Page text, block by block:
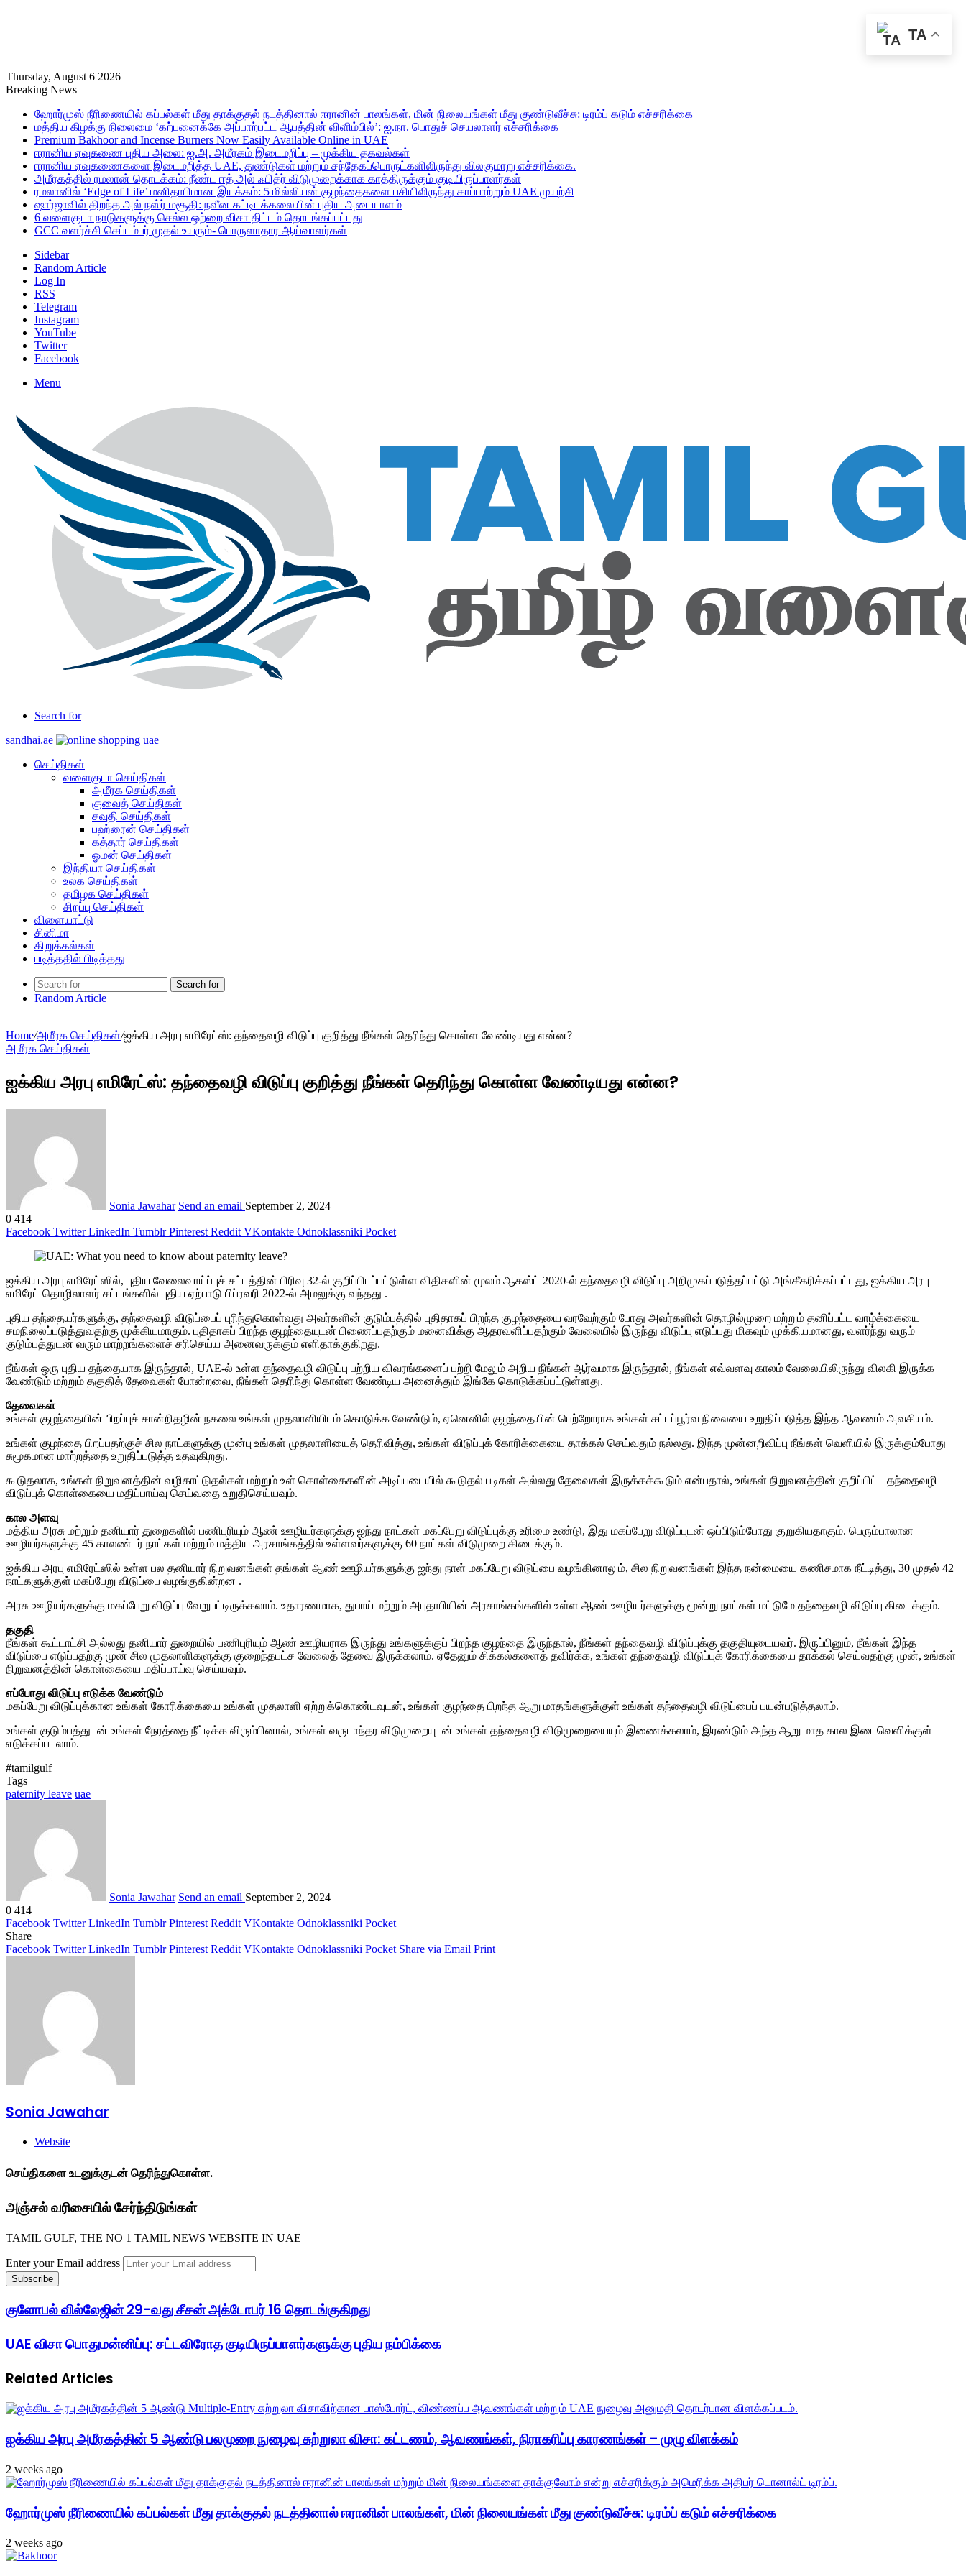
Thursday, August 6 2026
Breaking News
ஹோர்முஸ் நீரிணையில் கப்பல்கள் மீது தாக்குதல் நடத்தினால் ஈரானின் பாலங்கள், மின் நிலையங்கள் மீது குண்டுவீச்சு: டிரம்ப் கடும் எச்சரிக்கை
மத்திய கிழக்கு நிலைமை ‘கற்பனைக்கே அப்பாற்பட்ட ஆபத்தின் விளிம்பில்’: ஐ.நா. பொதுச் செயலாளர் எச்சரிக்கை
Premium Bakhoor and Incense Burners Now Easily Available Online in UAE
ஈரானிய ஏவுகணை புதிய அலை: ஐ.அ. அமீரகம் இடைமறிப்பு – முக்கிய தகவல்கள்
ஈரானிய ஏவுகணைகளை இடைமறித்த UAE, துண்டுகள் மற்றும் சந்தேகப்பொருட்களிலிருந்து விலகுமாறு எச்சரிக்கை.
அமீரகத்தில் ரமலான் தொடக்கம்: நீண்ட ஈத் அல் ஃபித்ர் விடுமுறைக்காக காத்திருக்கும் குடியிருப்பாளர்கள்
ரமலானில் ‘Edge of Life’ மனிதாபிமான இயக்கம்: 5 மில்லியன் குழந்தைகளை பசியிலிருந்து காப்பாற்றும் UAE முயற்சி
ஷார்ஜாவில் திறந்த அல் நஸ்ர் மசூதி: நவீன கட்டிடக்கலையின் புதிய அடையாளம்
6 வளைகுடா நாடுகளுக்கு செல்ல ஒற்றை விசா திட்டம் தொடங்கப்பட்டது
GCC வளர்ச்சி செப்டம்பர் முதல் உயரும்- பொருளாதார ஆய்வாளர்கள்
Sidebar
Random Article
Log In
RSS
Telegram
Instagram
YouTube
Twitter
Facebook
Menu
Search for
sandhai.ae
செய்திகள்
வளைகுடா செய்திகள்
அமீரக செய்திகள்
குவைத் செய்திகள்
சவுதி செய்திகள்
பஹ்ரைன் செய்திகள்
கத்தார் செய்திகள்
ஓமன் செய்திகள்
இந்தியா செய்திகள்
உலக செய்திகள்
தமிழக செய்திகள்
சிறப்பு செய்திகள்
விளையாட்டு
சினிமா
கிறுக்கல்கள்
படித்ததில் பிடித்தது
Search for
Random Article
Home/அமீரக செய்திகள்/ஐக்கிய அரபு எமிரேட்ஸ்: தந்தைவழி விடுப்பு குறித்து நீங்கள் தெரிந்து கொள்ள வேண்டியது என்ன?
அமீரக செய்திகள்
ஐக்கிய அரபு எமிரேட்ஸ்: தந்தைவழி விடுப்பு குறித்து நீங்கள் தெரிந்து கொள்ள வேண்டியது என்ன?
Sonia Jawahar Send an email September 2, 2024
0 414
Facebook Twitter LinkedIn Tumblr Pinterest Reddit VKontakte Odnoklassniki Pocket
ஐக்கிய அரபு எமிரேட்ஸில், புதிய வேலைவாய்ப்புச் சட்டத்தின் பிரிவு 32-ல் குறிப்பிடப்பட்டுள்ள விதிகளின் மூலம் ஆகஸ்ட் 2020-ல் தந்தைவழி விடுப்பு அறிமுகப்படுத்தப்பட்டு அங்கீகரிக்கப்பட்டது, ஐக்கிய அரபு
எமிரேட் தொழிலாளர் சட்டங்களில் புதிய ஏற்பாடு பிப்ரவரி 2022-ல் அமலுக்கு வந்தது .
புதிய தந்தையர்களுக்கு, தந்தைவழி விடுப்பைப் புரிந்துகொள்வது அவர்களின் குடும்பத்தில் புதிதாகப் பிறந்த குழந்தையை வரவேற்கும் போது அவர்களின் தொழில்முறை மற்றும் தனிப்பட்ட வாழ்க்கையை
சமநிலைப்படுத்துவதற்கு முக்கியமாகும். புதிதாகப் பிறந்த குழந்தையுடன் பிணைப்பதற்கும் மனைவிக்கு ஆதரவளிப்பதற்கும் வேலையில் இருந்து விடுப்பு எடுப்பது மிகவும் முக்கியமானது, வளர்ந்து வரும்
குடும்பத்துடன் வரும் மாற்றங்களைச் சரிசெய்ய அனைவருக்கும் எளிதாக்குகிறது.
நீங்கள் ஒரு புதிய தந்தையாக இருந்தால், UAE-ல் உள்ள தந்தைவழி விடுப்பு பற்றிய விவரங்களைப் பற்றி மேலும் அறிய நீங்கள் ஆர்வமாக இருந்தால், நீங்கள் எவ்வளவு காலம் வேலையிலிருந்து விலகி இருக்க
வேண்டும் மற்றும் தகுதித் தேவைகள் போன்றவை, நீங்கள் தெரிந்து கொள்ள வேண்டிய அனைத்தும் இங்கே கொடுக்கப்பட்டுள்ளது.
தேவைகள்
உங்கள் குழந்தையின் பிறப்புச் சான்றிதழின் நகலை உங்கள் முதலாளியிடம் கொடுக்க வேண்டும், ஏனெனில் குழந்தையின் பெற்றோராக உங்கள் சட்டப்பூர்வ நிலையை உறுதிப்படுத்த இந்த ஆவணம் அவசியம்.
உங்கள் குழந்தை பிறப்பதற்குச் சில நாட்களுக்கு முன்பு உங்கள் முதலாளியைத் தெரிவித்து, உங்கள் விடுப்புக் கோரிக்கையை தாக்கல் செய்வதும் நல்லது. இந்த முன்னறிவிப்பு நீங்கள் வெளியில் இருக்கும்போது
சுமூகமான மாற்றத்தை உறுதிப்படுத்த உதவுகிறது.
கூடுதலாக, உங்கள் நிறுவனத்தின் வழிகாட்டுதல்கள் மற்றும் உள் கொள்கைகளின் அடிப்படையில் கூடுதல் படிகள் அல்லது தேவைகள் இருக்கக்கூடும் என்பதால், உங்கள் நிறுவனத்தின் குறிப்பிட்ட தந்தைவழி
விடுப்புக் கொள்கையை மதிப்பாய்வு செய்வதை உறுதிசெய்யவும்.
கால அளவு
மத்திய அரசு மற்றும் தனியார் துறைகளில் பணிபுரியும் ஆண் ஊழியர்களுக்கு ஐந்து நாட்கள் மகப்பேறு விடுப்புக்கு உரிமை உண்டு, இது மகப்பேறு விடுப்புடன் ஒப்பிடும்போது குறுகியதாகும். பெரும்பாலான
ஊழியர்களுக்கு 45 காலண்டர் நாட்கள் மற்றும் மத்திய அரசாங்கத்தில் உள்ளவர்களுக்கு 60 நாட்கள் விடுமுறை கிடைக்கும்.
ஐக்கிய அரபு எமிரேட்ஸில் உள்ள பல தனியார் நிறுவனங்கள் தங்கள் ஆண் ஊழியர்களுக்கு ஐந்து நாள் மகப்பேறு விடுப்பை வழங்கினாலும், சில நிறுவனங்கள் இந்த நன்மையை கணிசமாக நீட்டித்து, 30 முதல் 42
நாட்களுக்குள் மகப்பேறு விடுப்பை வழங்குகின்றன .
அரசு ஊழியர்களுக்கு மகப்பேறு விடுப்பு வேறுபட்டிருக்கலாம். உதாரணமாக, துபாய் மற்றும் அபுதாபியின் அரசாங்கங்களில் உள்ள ஆண் ஊழியர்களுக்கு மூன்று நாட்கள் மட்டுமே தந்தைவழி விடுப்பு கிடைக்கும்.
தகுதி
நீங்கள் கூட்டாட்சி அல்லது தனியார் துறையில் பணிபுரியும் ஆண் ஊழியராக இருந்து உங்களுக்குப் பிறந்த குழந்தை இருந்தால், நீங்கள் தந்தைவழி விடுப்புக்கு தகுதியுடையவர். இருப்பினும், நீங்கள் இந்த
விடுப்பை எடுப்பதற்கு முன் சில முதலாளிகளுக்கு குறைந்தபட்ச வேலைத் தேவை இருக்கலாம். ஏதேனும் சிக்கல்களைத் தவிர்க்க, உங்கள் தந்தைவழி விடுப்புக் கோரிக்கையை தாக்கல் செய்வதற்கு முன், உங்கள்
நிறுவனத்தின் கொள்கையை மதிப்பாய்வு செய்யவும்.
எப்போது விடுப்பு எடுக்க வேண்டும்
மகப்பேறு விடுப்புக்கான உங்கள் கோரிக்கையை உங்கள் முதலாளி ஏற்றுக்கொண்டவுடன், உங்கள் குழந்தை பிறந்த ஆறு மாதங்களுக்குள் உங்கள் தந்தைவழி விடுப்பைப் பயன்படுத்தலாம்.
உங்கள் குடும்பத்துடன் உங்கள் நேரத்தை நீட்டிக்க விரும்பினால், உங்கள் வருடாந்தர விடுமுறையுடன் உங்கள் தந்தைவழி விடுமுறையையும் இணைக்கலாம், இரண்டும் அந்த ஆறு மாத கால இடைவெளிக்குள்
எடுக்கப்படலாம்.
#tamilgulf
Tags
paternity leave uae
Sonia Jawahar Send an email September 2, 2024
0 414
Facebook Twitter LinkedIn Tumblr Pinterest Reddit VKontakte Odnoklassniki Pocket
Share
Facebook Twitter LinkedIn Tumblr Pinterest Reddit VKontakte Odnoklassniki Pocket Share via Email Print
Sonia Jawahar
Website
செய்திகளை உடனுக்குடன் தெரிந்துகொள்ள.
அஞ்சல் வரிசையில் சேர்ந்திடுங்கள்
TAMIL GULF, THE NO 1 TAMIL NEWS WEBSITE IN UAE
Enter your Email address
குளோபல் வில்லேஜின் 29-வது சீசன் அக்டோபர் 16 தொடங்குகிறது
UAE விசா பொதுமன்னிப்பு: சட்டவிரோத குடியிருப்பாளர்களுக்கு புதிய நம்பிக்கை
Related Articles
ஐக்கிய அரபு அமீரகத்தின் 5 ஆண்டு பலமுறை நுழைவு சுற்றுலா விசா: கட்டணம், ஆவணங்கள், நிராகரிப்பு காரணங்கள் – முழு விளக்கம்
2 weeks ago
ஹோர்முஸ் நீரிணையில் கப்பல்கள் மீது தாக்குதல் நடத்தினால் ஈரானின் பாலங்கள், மின் நிலையங்கள் மீது குண்டுவீச்சு: டிரம்ப் கடும் எச்சரிக்கை
2 weeks ago
TA